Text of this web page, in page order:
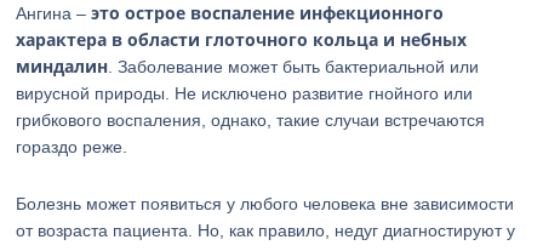
Ангина –это острое воспаление инфекционного
характера в области глоточного кольца и небных
миндалин . Заболевание может быть бактериальной или
вирусной природы. Не исключено развитие гнойного или
грибкового воспаления, однако, такие случаи встречаются
гораздо реже.
Болезнь может появиться у любого человека вне зависимости
от возраста пациента. Но, как правило, недуг диагностируют у